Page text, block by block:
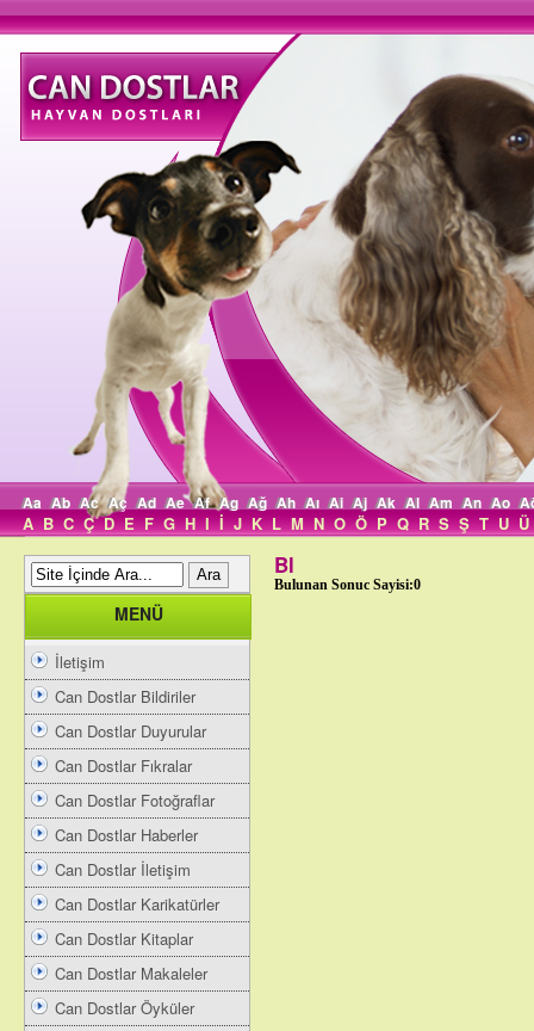
Aa Ab Ac Aç Ad Ae Af Ag Ağ Ah Aı Ai Aj Ak Al Am An Ao
A B C Ç D E F G H I İ J K L M N O Ö P Q R S Ş T U Ü
MENÜ
İletişim
Can Dostlar Bildiriler
Can Dostlar Duyurular
Can Dostlar Fıkralar
Can Dostlar Fotoğraflar
Can Dostlar Haberler
Can Dostlar İletişim
Can Dostlar Karikatürler
Can Dostlar Kitaplar
Can Dostlar Makaleler
Can Dostlar Öyküler
Bl
Bulunan Sonuc Sayisi:0